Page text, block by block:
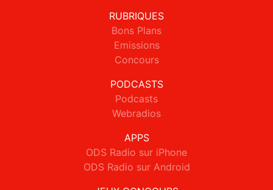
RUBRIQUES
Bons Plans
Emissions
Concours
PODCASTS
Podcasts
Webradios
APPS
ODS Radio sur iPhone
ODS Radio sur Android